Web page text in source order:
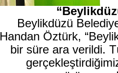
Beylikdüzü
Handan Öztürk,
bir süre ara verildi.